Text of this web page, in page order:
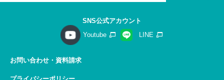
SNS公式アカウント
Youtube
LINE
お問い合わせ・資料請求